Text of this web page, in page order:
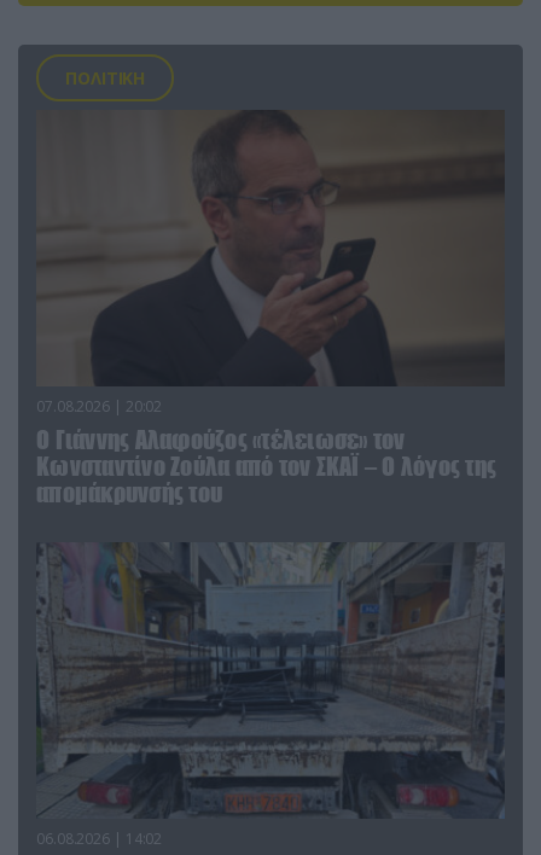
ΠΟΛΙΤΙΚΗ
07.08.2026 | 20:02
Ο Γιάννης Αλαφούζος «τέλειωσε» τον
Κωνσταντίνο Ζούλα από τον ΣΚΑΪ – Ο λόγος της
απομάκρυνσής του
06.08.2026 | 14:02